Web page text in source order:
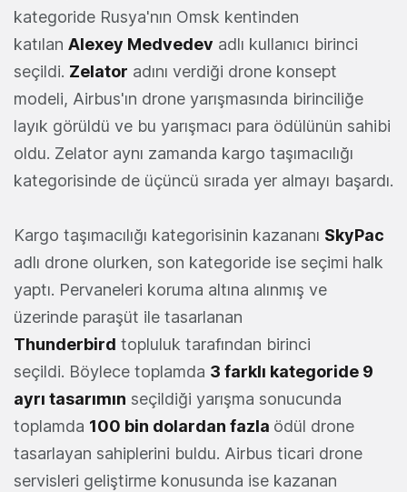
kategoride Rusya'nın Omsk kentinden
katılan Alexey Medvedev adlı kullanıcı birinci
seçildi. Zelator adını verdiği drone konsept
modeli, Airbus'ın drone yarışmasında birinciliğe
layık görüldü ve bu yarışmacı para ödülünün sahibi
oldu. Zelator aynı zamanda kargo taşımacılığı
kategorisinde de üçüncü sırada yer almayı başardı.
Kargo taşımacılığı kategorisinin kazananı SkyPac
adlı drone olurken, son kategoride ise seçimi halk
yaptı. Pervaneleri koruma altına alınmış ve
üzerinde paraşüt ile tasarlanan
Thunderbird topluluk tarafından birinci
seçildi. Böylece toplamda 3 farklı kategoride 9
ayrı tasarımın seçildiği yarışma sonucunda
toplamda 100 bin dolardan fazla ödül drone
tasarlayan sahiplerini buldu. Airbus ticari drone
servisleri geliştirme konusunda ise kazanan